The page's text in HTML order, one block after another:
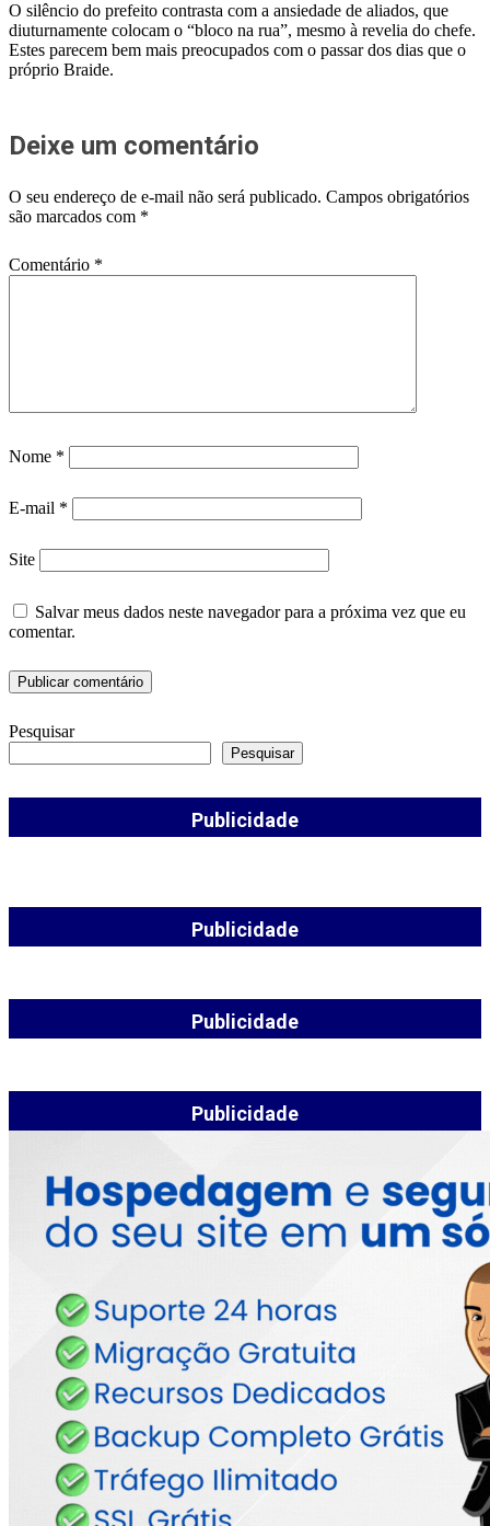
O silêncio do prefeito contrasta com a ansiedade de aliados, que
diuturnamente colocam o “bloco na rua”, mesmo à revelia do chefe.
Estes parecem bem mais preocupados com o passar dos dias que o
próprio Braide.
Deixe um comentário
O seu endereço de e-mail não será publicado. Campos obrigatórios
são marcados com *
Comentário *
Nome *
E-mail *
Site
Salvar meus dados neste navegador para a próxima vez que eu
comentar.
Pesquisar
Pesquisar
Publicidade
Publicidade
Publicidade
Publicidade